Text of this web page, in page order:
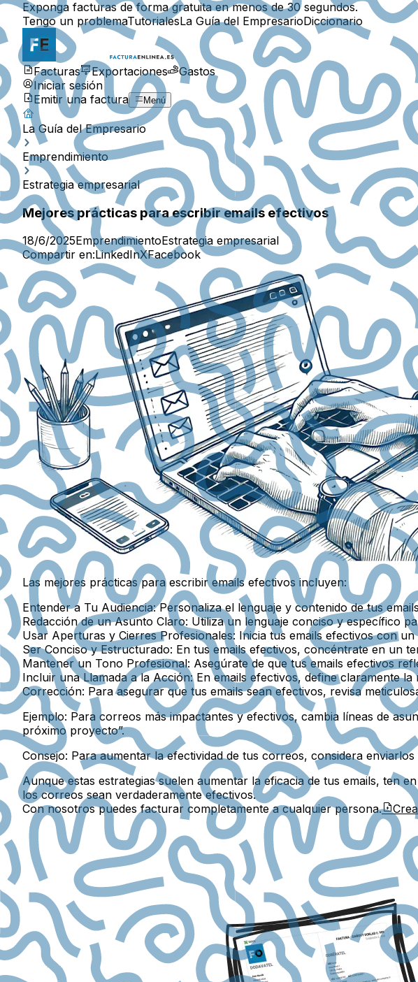
Exponga facturas de forma gratuita en menos de 30 segundos.
Tengo un problemaTutorialesLa Guía del EmpresarioDiccionario
Facturas Exportaciones
Gastos
Iniciar sesión
Emitir una factura
Menú
La Guía del Empresario
Emprendimiento
Estrategia empresarial
Mejores prácticas para escribir emails efectivos
18/6/2025EmprendimientoEstrategia empresarial
Compartir en:LinkedInXFacebook
Las mejores prácticas para escribir emails efectivos incluyen:
Entender a Tu Audiencia:Personaliza el lenguaje y contenido de tus
Redacción de un Asunto Claro: Utiliza un lenguaje conciso y específico
Usar Aperturas y Cierres Profesionales: Inicia tus emails efectivos con
Ser Conciso y Estructurado: En tus emails efectivos, concéntrate en un
Mantener un Tono Profesional: Asegúrate de que tus emails efectivos
Incluir una Llamada a la Acción:En emails efectivos, define claramente la
Corrección: Para asegurar que tus emails sean efectivos, revisa
Ejemplo: Para correos más impactantes y efectivos, cambia líneas de
próximo proyecto”.
Consejo: Para aumentar la efectividad de tus correos, considera
Aunque estas estrategias suelen aumentar la eficacia de tus emails, ten
los correos sean verdaderamente efectivos.
Con nosotros puedes facturar completamente a cualquier persona.